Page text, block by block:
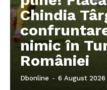
Chindia
nimic în
României
Dbonline - 6 August 2026